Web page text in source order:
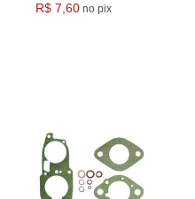
R$ 7,60 no pix